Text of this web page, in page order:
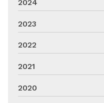
2024
2023
2022
2021
2020